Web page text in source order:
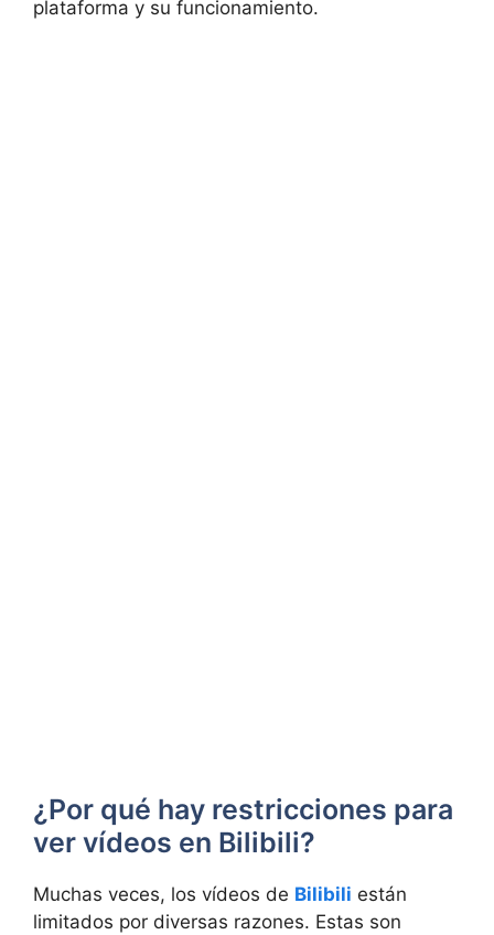
plataforma y su funcionamiento.
¿Por qué hay restricciones para
ver vídeos en Bilibili?
Muchas veces, los vídeos de Bilibili están
limitados por diversas razones. Estas son